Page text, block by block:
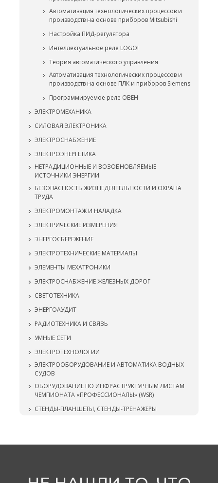
Автоматизация технологических процессов и
производств на основе приборов Mitsubishi
Настройка ПИД-регулятора
Интеллектуальное реле LOGO!
Теория автоматического управления
Автоматизация технологических процессов и
производств на основе ПЛК и приборов Siemens
Программируемое реле ОВЕН
ЭЛЕКТРОМЕХАНИКА
СИЛОВАЯ ЭЛЕКТРОНИКА
ЭЛЕКТРОСНАБЖЕНИЕ
ЭЛЕКТРОЭНЕРГЕТИКА
НЕТРАДИЦИОННЫЕ И ВОЗОБНОВЛЯЕМЫЕ
ИСТОЧНИКИ ЭНЕРГИИ
БЕЗОПАСНОСТЬ ЖИЗНЕДЕЯТЕЛЬНОСТИ И ОХРАНА
ТРУДА
ЭЛЕКТРОМОНТАЖ И НАЛАДКА
ЭЛЕКТРИЧЕСКИЕ ИЗМЕРЕНИЯ
ЭНЕРГОСБЕРЕЖЕНИЕ
ЭЛЕКТРОТЕХНИЧЕСКИЕ МАТЕРИАЛЫ
ЭЛЕМЕНТЫ МЕХАТРОНИКИ
ЭЛЕКТРОСНАБЖЕНИЕ ЖЕЛЕЗНЫХ ДОРОГ
СВЕТОТЕХНИКА
ЭНЕРГОАУДИТ
РАДИОТЕХНИКА И СВЯЗЬ
УМНЫЕ СЕТИ
ЭЛЕКТРОТЕХНОЛОГИИ
ЭЛЕКТРООБОРУДОВАНИЕ И АВТОМАТИКА ВОДНЫХ
СУДОВ
ОБОРУДОВАНИЕ ПО ИНФРАСТРУКТУРНЫМ ЛИСТАМ
ЧЕМПИОНАТА «ПРОФЕССИОНАЛЫ» (WSR)
СТЕНДЫ-ПЛАНШЕТЫ, СТЕНДЫ-ТРЕНАЖЕРЫ